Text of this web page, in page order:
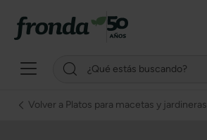
Volver a Platos para macetas y jardineras